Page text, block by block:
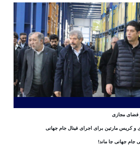
فضای مجازی
کریس مارتین برای اجرای فینال جام جهانی
جام جهانی جا ماند!